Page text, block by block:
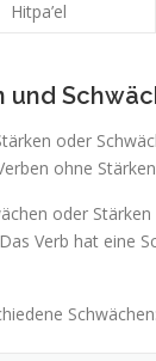
Hitpa’el
und
oder
ohne
Schwächen: